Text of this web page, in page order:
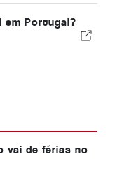
em Portugal?
vai de férias no